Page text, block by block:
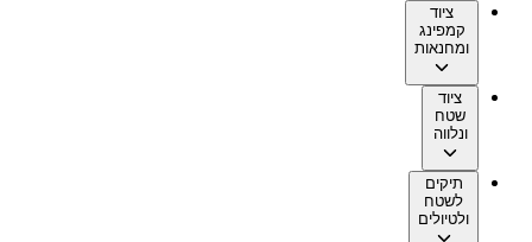
ציוד
קמפינג
ומחנאות
ציוד
שטח
ונלווה
תיקים
לשטח
ולטיולים